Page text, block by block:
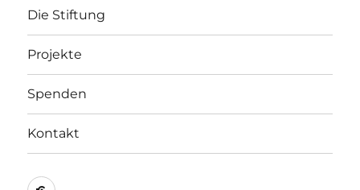
Die Stiftung
Projekte
Spenden
Kontakt